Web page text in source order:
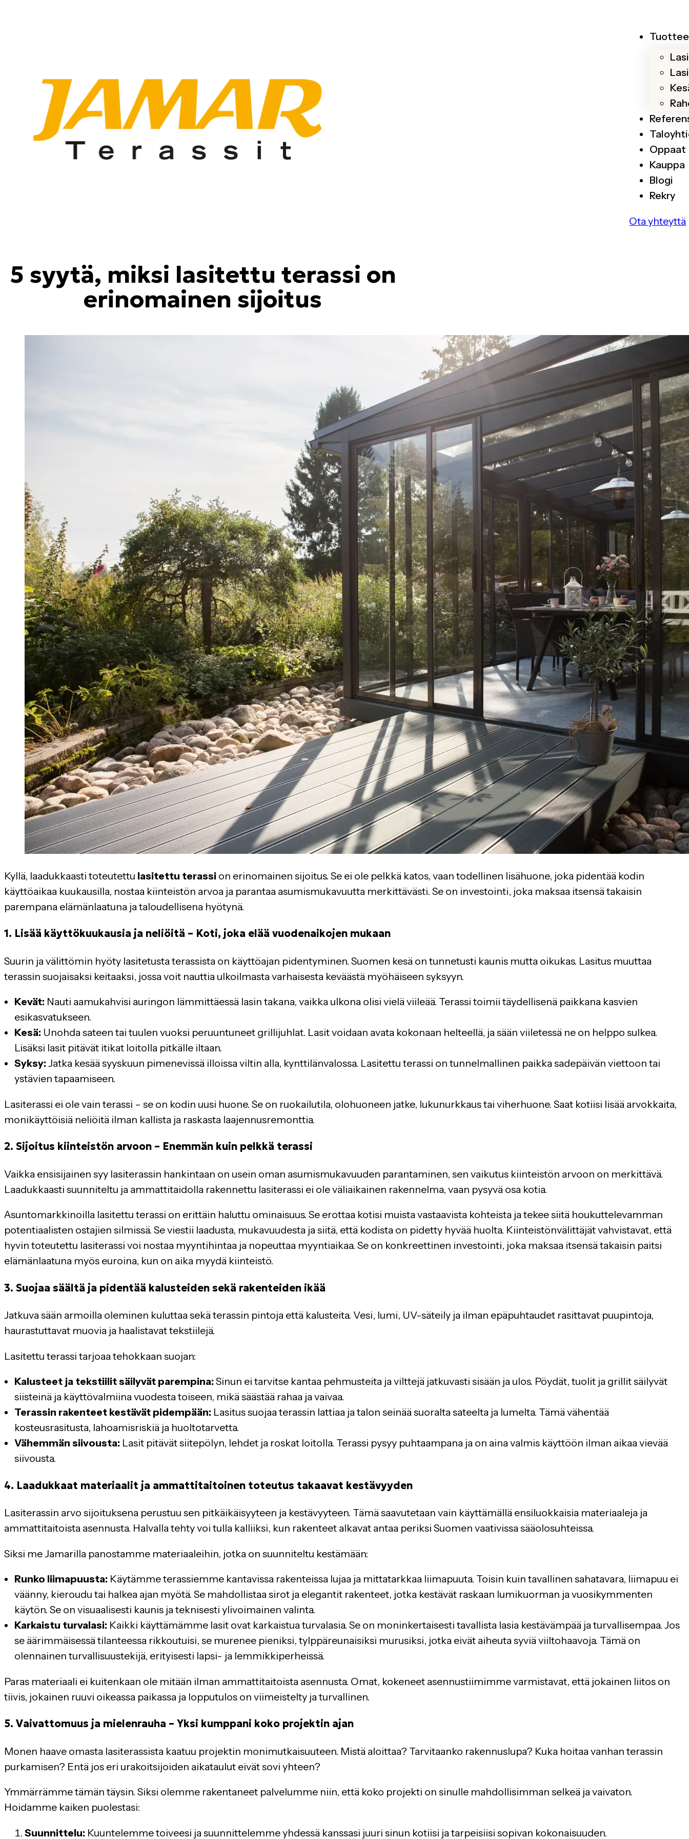
Oppaat
Kauppa
Blogi
Rekry
Ota yhteyttä
5 syytä, miksi lasitettu terassi on
erinomainen sijoitus
Kyllä, laadukkaasti toteutettu lasitettu terassi on erinomainen sijoitus. Se ei ole pelkkä katos, vaan todellinen lisähuone, joka pidentää kodin
käyttöaikaa kuukausilla, nostaa kiinteistön arvoa ja parantaa asumismukavuutta merkittävästi. Se on investointi, joka maksaa itsensä takaisin
parempana elämänlaatuna ja taloudellisena hyötynä.
1. Lisää käyttökuukausia ja neliöitä – Koti, joka elää vuodenaikojen mukaan
Suurin ja välittömin hyöty lasitetusta terassista on käyttöajan pidentyminen. Suomen kesä on tunnetusti kaunis mutta oikukas. Lasitus muuttaa
terassin suojaisaksi keitaaksi, jossa voit nauttia ulkoilmasta varhaisesta keväästä myöhäiseen syksyyn.
Kevät: Nauti aamukahvisi auringon lämmittäessä lasin takana, vaikka ulkona olisi vielä viileää. Terassi toimii täydellisenä paikkana kasvien
esikasvatukseen.
Kesä: Unohda sateen tai tuulen vuoksi peruuntuneet grillijuhlat. Lasit voidaan avata kokonaan helteellä, ja sään viiletessä ne on helppo sulkea.
Lisäksi lasit pitävät itikat loitolla pitkälle iltaan.
Syksy: Jatka kesää syyskuun pimenevissä illoissa viltin alla, kynttilänvalossa. Lasitettu terassi on tunnelmallinen paikka sadepäivän viettoon tai
ystävien tapaamiseen.
Lasiterassi ei ole vain terassi – se on kodin uusi huone. Se on ruokailutila, olohuoneen jatke, lukunurkkaus tai viherhuone. Saat kotiisi lisää arvokkaita,
monikäyttöisiä neliöitä ilman kallista ja raskasta laajennusremonttia.
2. Sijoitus kiinteistön arvoon – Enemmän kuin pelkkä terassi
Vaikka ensisijainen syy lasiterassin hankintaan on usein oman asumismukavuuden parantaminen, sen vaikutus kiinteistön arvoon on merkittävä.
Laadukkaasti suunniteltu ja ammattitaidolla rakennettu lasiterassi ei ole väliaikainen rakennelma, vaan pysyvä osa kotia.
Asuntomarkkinoilla lasitettu terassi on erittäin haluttu ominaisuus. Se erottaa kotisi muista vastaavista kohteista ja tekee siitä houkuttelevamman
potentiaalisten ostajien silmissä. Se viestii laadusta, mukavuudesta ja siitä, että kodista on pidetty hyvää huolta. Kiinteistönvälittäjät vahvistavat, että
hyvin toteutettu lasiterassi voi nostaa myyntihintaa ja nopeuttaa myyntiaikaa. Se on konkreettinen investointi, joka maksaa itsensä takaisin paitsi
elämänlaatuna myös euroina, kun on aika myydä kiinteistö.
3. Suojaa säältä ja pidentää kalusteiden sekä rakenteiden ikää
Jatkuva sään armoilla oleminen kuluttaa sekä terassin pintoja että kalusteita. Vesi, lumi, UV-säteily ja ilman epäpuhtaudet rasittavat puupintoja,
haurastuttavat muovia ja haalistavat tekstiilejä.
Lasitettu terassi tarjoaa tehokkaan suojan:
Kalusteet ja tekstiilit säilyvät parempina: Sinun ei tarvitse kantaa pehmusteita ja vilttejä jatkuvasti sisään ja ulos. Pöydät, tuolit ja grillit säilyvät
siisteinä ja käyttövalmiina vuodesta toiseen, mikä säästää rahaa ja vaivaa.
Terassin rakenteet kestävät pidempään: Lasitus suojaa terassin lattiaa ja talon seinää suoralta sateelta ja lumelta. Tämä vähentää
kosteusrasitusta, lahoamisriskiä ja huoltotarvetta.
Vähemmän siivousta: Lasit pitävät siitepölyn, lehdet ja roskat loitolla. Terassi pysyy puhtaampana ja on aina valmis käyttöön ilman aikaa vievää
siivousta.
4. Laadukkaat materiaalit ja ammattitaitoinen toteutus takaavat kestävyyden
Lasiterassin arvo sijoituksena perustuu sen pitkäikäisyyteen ja kestävyyteen. Tämä saavutetaan vain käyttämällä ensiluokkaisia materiaaleja ja
ammattitaitoista asennusta. Halvalla tehty voi tulla kalliiksi, kun rakenteet alkavat antaa periksi Suomen vaativissa sääolosuhteissa.
Siksi me Jamarilla panostamme materiaaleihin, jotka on suunniteltu kestämään:
Runko liimapuusta: Käytämme terassiemme kantavissa rakenteissa lujaa ja mittatarkkaa liimapuuta. Toisin kuin tavallinen sahatavara, liimapuu ei
väänny, kieroudu tai halkea ajan myötä. Se mahdollistaa sirot ja elegantit rakenteet, jotka kestävät raskaan lumikuorman ja vuosikymmenten
käytön. Se on visuaalisesti kaunis ja teknisesti ylivoimainen valinta.
Karkaistu turvalasi: Kaikki käyttämämme lasit ovat karkaistua turvalasia. Se on moninkertaisesti tavallista lasia kestävämpää ja turvallisempaa. Jos
se äärimmäisessä tilanteessa rikkoutuisi, se murenee pieniksi, tylppäreunaisiksi murusiksi, jotka eivät aiheuta syviä viiltohaavoja. Tämä on
olennainen turvallisuustekijä, erityisesti lapsi- ja lemmikkiperheissä.
Paras materiaali ei kuitenkaan ole mitään ilman ammattitaitoista asennusta. Omat, kokeneet asennustiimimme varmistavat, että jokainen liitos on
tiivis, jokainen ruuvi oikeassa paikassa ja lopputulos on viimeistelty ja turvallinen.
5. Vaivattomuus ja mielenrauha – Yksi kumppani koko projektin ajan
Monen haave omasta lasiterassista kaatuu projektin monimutkaisuuteen. Mistä aloittaa? Tarvitaanko rakennuslupa? Kuka hoitaa vanhan terassin
purkamisen? Entä jos eri urakoitsijoiden aikataulut eivät sovi yhteen?
Ymmärrämme tämän täysin. Siksi olemme rakentaneet palvelumme niin, että koko projekti on sinulle mahdollisimman selkeä ja vaivaton.
Hoidamme kaiken puolestasi:
Suunnittelu: Kuuntelemme toiveesi ja suunnittelemme yhdessä kanssasi juuri sinun kotiisi ja tarpeisiisi sopivan kokonaisuuden.